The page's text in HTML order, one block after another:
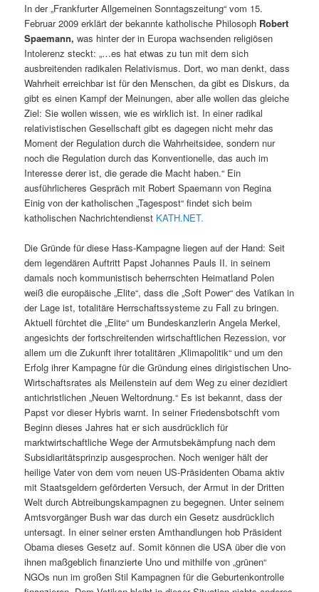
In der „Frankfurter Allgemeinen Sonntagszeitung“ vom 15.
Februar 2009 erklärt der bekannte katholische Philosoph Robert
Spaemann,was hinter der in Europa wachsenden religiösen
Intolerenz steckt: „…es hat etwas zu tun mit dem sich
ausbreitenden radikalen Relativismus. Dort, wo man denkt, dass
Wahrheit erreichbar ist für den Menschen, da gibt es Diskurs, da
gibt es einen Kampf der Meinungen, aber alle wollen das gleiche
Ziel: Sie wollen wissen, wie es wirklich ist. In einer radikal
relativistischen Gesellschaft gibt es dagegen nicht mehr das
Moment der Regulation durch die Wahrheitsidee, sondern nur
noch die Regulation durch das Konventionelle, das auch im
Interesse derer ist, die gerade die Macht haben.“ Ein
ausführlicheres Gespräch mit Robert Spaemann von Regina
Einig von der katholischen „Tagespost“ findet sich beim
katholischen Nachrichtendienst KATH.NET.
Die Gründe für diese Hass-Kampagne liegen auf der Hand: Seit
dem legendären Auftritt Papst Johannes Pauls II. in seinem
damals noch kommunistisch beherrschten Heimatland Polen
weiß die europäische „Elite“, dass die „Soft Power“ des Vatikan in
der Lage ist, totalitäre Herrschaftssysteme zu Fall zu bringen.
Aktuell fürchtet die „Elite“ um Bundeskanzlerin Angela Merkel,
angesichts der fortschreitenden wirtschaftlichen Rezession, vor
allem um die Zukunft ihrer totalitären „Klimapolitik“ und um den
Erfolg ihrer Kampagne für die Gründung eines dirigistischen Uno-
Wirtschaftsrates als Meilenstein auf dem Weg zu einer dezidiert
antichristlichen „Neuen Weltordnung.“ Es ist bekannt, dass der
Papst vor dieser Hybris warnt. In seiner Friedensbotschft vom
Beginn dieses Jahres hat er sich ausdrücklich für
marktwirtschaftliche Wege der Armutsbekämpfung nach dem
Subsidiaritätsprinzip ausgesprochen. Noch weniger hält der
heilige Vater von dem vom neuen US-Präsidenten Obama aktiv
mit Staatsgeldern geförderten Versuch, der Armut in der Dritten
Welt durch Abtreibungskampagnen zu begegnen. Unter seinem
Amtsvorgänger Bush war das durch ein Gesetz ausdrücklich
untersagt. In einer seiner ersten Amthandlungen hob Präsident
Obama dieses Gesetz auf. Somit können die USA über die von
ihnen maßgeblich finanzierte Uno und mithilfe von „grünen“
NGOs nun im großen Stil Kampagnen für die Geburtenkontrolle